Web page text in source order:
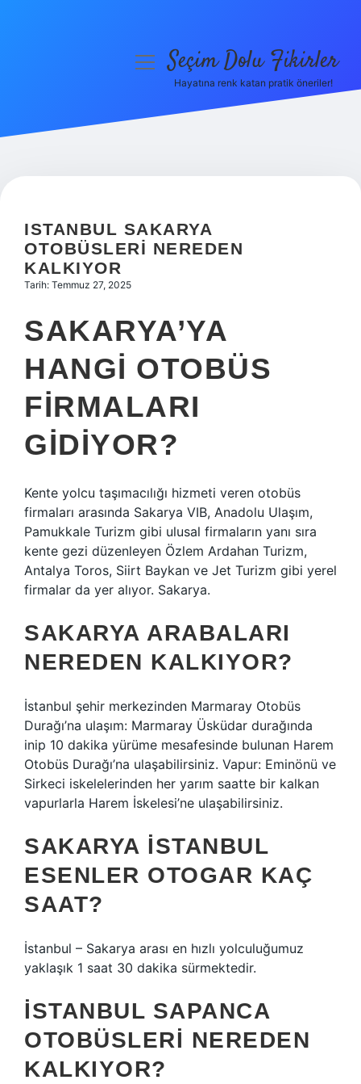
Hakkımızda
menüyüSeçim Dolu Fikirler
Hayatına renk katan pratik öneriler!
ISTANBUL SAKARYA
OTOBÜSLERI NEREDEN
KALKIYOR
Tarih: Temmuz 27, 2025
SAKARYA’YA
HANGI OTOBÜS
FIRMALARI
GIDIYOR?
Kente yolcu taşımacılığı hizmeti veren otobüs
firmaları arasında Sakarya VIB, Anadolu Ulaşım,
Pamukkale Turizm gibi ulusal firmaların yanı sıra
kente gezi düzenleyen Özlem Ardahan Turizm,
Antalya Toros, Siirt Baykan ve Jet Turizm gibi yerel
firmalar da yer alıyor. Sakarya.
SAKARYA ARABALARI
NEREDEN KALKIYOR?
İstanbul şehir merkezinden Marmaray Otobüs
Durağı’na ulaşım: Marmaray Üsküdar durağında
inip 10 dakika yürüme mesafesinde bulunan Harem
Otobüs Durağı’na ulaşabilirsiniz. Vapur: Eminönü ve
Sirkeci iskelelerinden her yarım saatte bir kalkan
vapurlarla Harem İskelesi’ne ulaşabilirsiniz.
SAKARYA İSTANBUL
ESENLER OTOGAR KAÇ
SAAT?
İstanbul – Sakarya arası en hızlı yolculuğumuz
yaklaşık 1 saat 30 dakika sürmektedir.
İSTANBUL SAPANCA
OTOBÜSLERI NEREDEN
KALKIYOR?